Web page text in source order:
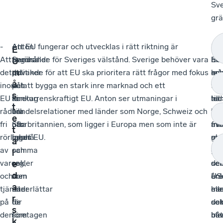
-
Att
det
inom
EU
råder
fri
rörlighet
av
varor
och
tjänster
på
den
Anton
framhåller
att
det
är
bra
när
lagar
och
regler
som
underlättar
för
företagen
-
Seriösa
politiker
och
företag
vill
ofta
uppnå
samma
sak,
men
när
de
som
E
U
m
å
s
t
e
t
a
l
e
d
a
r
s
Att EU fungerar och utvecklas i rätt riktning är
avgörande för Sveriges välstånd. Sverige behöver vara
drivande för att EU ska prioritera rätt frågor med fokus
på att bygga en stark inre marknad och ett
konkurrenskraftigt EU. Anton ser utmaningar i
handelsrelationer med länder som Norge, Schweiz och
Storbritannien, som ligger i Europa men som inte är
med i EU.
-
EU
få
till
gör
det
EU
ta
för
De
har
det
-
fler
EU